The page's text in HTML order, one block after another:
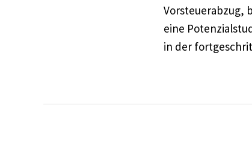
Vorsteuerabzug,
eine
in der